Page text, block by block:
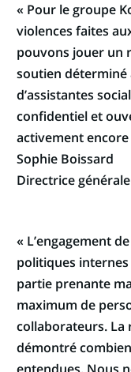
« Pour le groupe
violences faites
pouvons jouer un
soutien déterminé
d’assistantes
confidentiel et
activement
Sophie Boissard
Directrice
« L’engagement
politiques internes
partie prenante
maximum de
collaborateurs. La
démontré